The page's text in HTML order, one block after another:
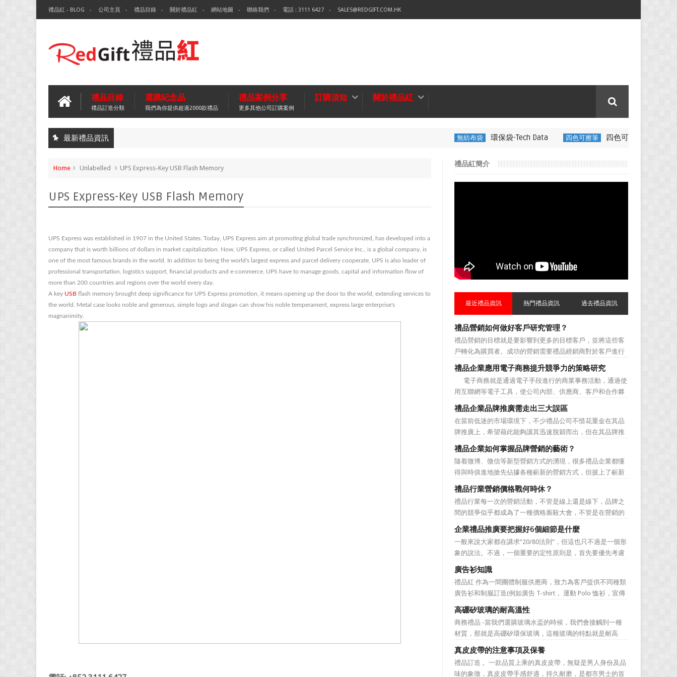
禮品紅 - BLOG 公司主頁 禮品目錄 關於禮品紅 網站地圖 聯絡我們 電話 : 3111 6427 SALES@REDGIFT.COM.HK
禮品目錄
禮品訂造分類
選購紀念品
我們為你提供超過2000款禮品
禮品案例分享
更多其他公司訂購案例
訂購須知 關於禮品紅
最新禮品資訊 環保袋-Tech Data 四色可擦筆 四色可擦筆-百通電纜
Home Unlabelled UPS Express-Key USB Flash Memory
UPS Express-Key USB Flash Memory
UPS Express was established in 1907 in the United States. Today, UPS Express aim at promoting global trade synchronized, has developed into a
company that is worth billions of dollars in market capitalization. Now, UPS Express, or called United Parcel Service Inc., is a global company, is
one of the most famous brands in the world. In addition to being the world's largest express and parcel delivery cooperate, UPS is also leader of
professional transportation, logistics support, financial products and e-commerce. UPS have to manage goods, capital and information flow of
more than 200 countries and regions over the world every day.
A key USB flash memory brought deep significance for UPS Express promotion, it means opening up the door to the world, extending services to
the world. Metal case looks noble and generous, simple logo and slogan can show his noble temperament, express large enterprise's
magnanimity.
禮品紅簡介
最近禮品資訊 熱門禮品資訊 過去禮品資訊
禮品營銷如何做好客戶研究管理？
禮品營銷的目標就是要影響到更多的目標客戶，並將這些客
戶轉化為購買者。成功的營銷需要禮品經銷商對於客戶進行
相應的分類，了解不同類型客戶的貢獻度，從而有的放矢的
制定相應的營銷對策，而這需要對於客戶研究方面更多地投
入，這不僅是銷售環節的事，也需要營銷管理策略的整體支
持。具體來說，有以下...
禮品企業應用電子商務提升競爭力的策略研究
電子商務就是通過電子手段進行的商業事務活動，通過使
用互聯網等電子工具，使公司內部、供應商、客戶和合作夥
伴之間，利用電子業務共享信息，實現企業間業務流程的電
子化，配合企業內部的電子化生產管理系統，提高企業的生
產、庫存、流通和資金等各個環節的效率。它具有結構性、
動態性、社...
禮品企業品牌推廣需走出三大誤區
在當前低迷的市場環境下，不少禮品公司不惜花重金在其品
牌推廣上，希望藉此能夠讓其迅速脫穎而出，但在其品牌推
廣的營銷管理思路上，也有許多禮品企業走入了幾大誤區而
無法自拔，這其中，最為常見的誤區有： 誤區一：不清
楚品牌到底在表達什麼 很多禮品企業在推廣品牌之前，
不知道到...
禮品企業如何掌握品牌營銷的藝術？
隨着微博、微信等新型營銷方式的湧現，很多禮品企業都懂
得與時俱進地搶先佔據各種嶄新的營銷方式，但披上了嶄新
的營銷軀殼，卻沒有掌握營銷的靈魂。要知道，營銷真正的
價值不是將品牌鋪設到消費者眼前，而是將品牌印到消費者
心裡 與消費者的心理距離的拉近，並不是一朝一夕的事
情，需要做好持...
禮品行業營銷價格戰何時休？
禮品行業每一次的營銷活動，不管是線上還是線下，品牌之
間的競爭似乎都成為了一種價格廝殺大會，不管是在營銷的
主題推廣之中、產品的介紹之中還是旗艦店的推廣之中，“年
度最低”、“全網最低”等字眼標牌出處皆是。禮品公司都將消
費者的目光鎖定在了價格之上。禮品行業的營銷價格戰究竟
何時可以休止？...
企業禮品推廣要把握好6個細節是什麼
一般來說大家都在講求“20/80法則”，但這也只不過是一個形
象的說法。不過，一個重要的定性原則是，首先要優先考慮
縣級渠道成員，而後再兼顧地市級經銷商，最好是把二者的
積極性都調動起來。在這些禮品發放的過程中，在時間和時
機交錯上也要給與較多地考慮。從目前潤滑油產品推廣的常
見形式來看，...
廣告衫知識
禮品紅 作為一間團體制服供應商，致力為客戶提供不同種類
廣告衫和制服訂造(例如廣告 T-shirt， 運動 Polo 恤衫，宣傳
背心，風褸外套禮品，訂造球衣等)，從公司員工制服，到不
同宣傳活動用的制服。禮品紅都可以為客戶度身...
高硼矽玻璃的耐高溫性
商務禮品 -當我們選購玻璃水盃的時候，我們會接觸到一種
材質，那就是高硼矽環保玻璃，這種玻璃的特點就是耐高
溫，那麼這個耐高溫的溫度限製和準確的含義是什麼呢?禮品
紅的小編給大家總結如下。 耐熱玻璃【Heat-resistant
glass】是指含有耐熱性強的硼酸﹑矽酸成分,能夠...
真皮皮帶的注意事項及保養
禮品訂造 。一款品質上乘的真皮皮帶，無疑是男人身份及品
味的象徵，真皮皮帶手感舒適，持久耐磨，是都市男士的首